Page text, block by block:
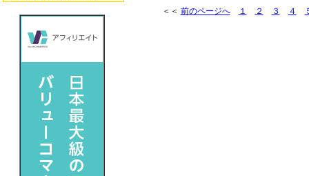
＜＜ 前のページへ １ ２ ３ ４